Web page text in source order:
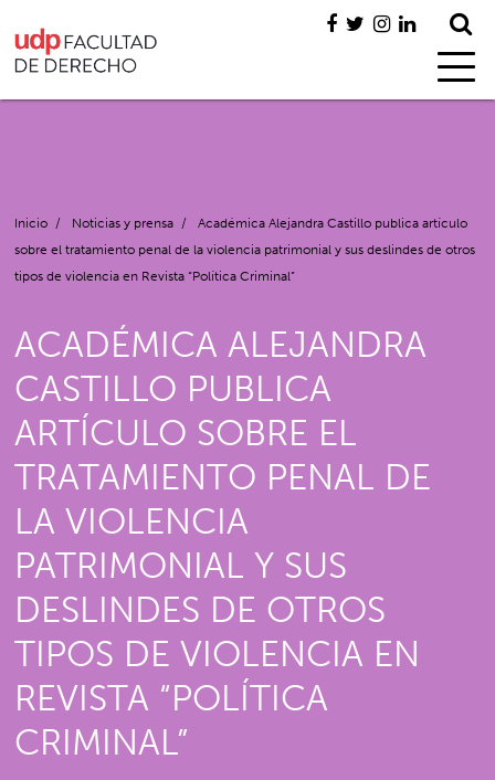
Inicio / Noticias y prensa /
Académica Alejandra Castillo publica artículo
sobre el tratamiento penal de la violencia patrimonial y sus deslindes de otros
tipos de violencia en Revista “Política Criminal”
ACADÉMICA ALEJANDRA
CASTILLO PUBLICA
ARTÍCULO SOBRE EL
TRATAMIENTO PENAL DE
LA VIOLENCIA
PATRIMONIAL Y SUS
DESLINDES DE OTROS
TIPOS DE VIOLENCIA EN
REVISTA “POLÍTICA
CRIMINAL”